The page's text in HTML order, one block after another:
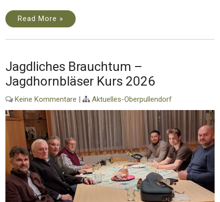
Read More »
Jagdliches Brauchtum –
Jagdhornbläser Kurs 2026
Keine Kommentare | Aktuelles-Oberpullendorf